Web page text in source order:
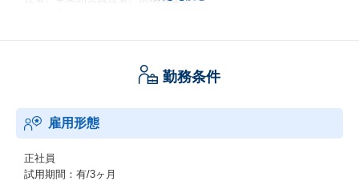
データと人間力の両方で勝負できる
リード数、商談化率、成約率、歩留まりなどのデータを読み解
き、改善策を提案します。
一方で、顧客の本音を引き出し、社内外の関係者を巻き込み、信
頼を築く力も欠かせません。
データで語り、最後は懐に飛び込む。そんな営業・カスタマーサ
勤務条件
雇用形態
正社員
試用期間：有/3ヶ月